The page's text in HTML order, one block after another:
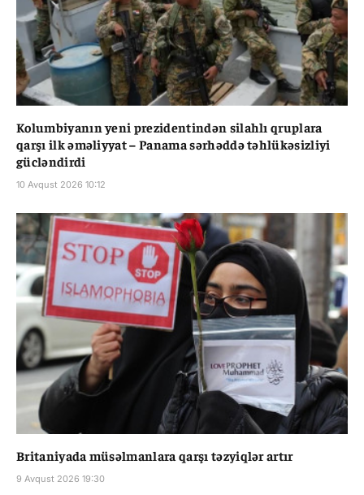
Kolumbiyanın yeni prezidentindən silahlı qruplara
qarşı ilk əməliyyat – Panama sərhəddə təhlükəsizliyi
gücləndirdi
10 Avqust 2026 10:12
Britaniyada müsəlmanlara qarşı təzyiqlər artır
9 Avqust 2026 19:30